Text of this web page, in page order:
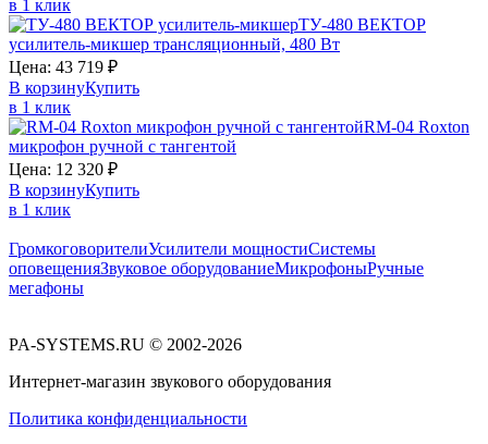
в 1 клик
ТУ-480 ВЕКТОР
усилитель-микшер трансляционный, 480 Вт
Цена: 43 719 ₽
В корзинуКупить
в 1 клик
RM-04 Roxton
микрофон ручной с тангентой
Цена: 12 320 ₽
В корзинуКупить
в 1 клик
ГромкоговорителиУсилители мощностиСистемы
оповещенияЗвуковое оборудованиеМикрофоныРучные
мегафоны
PA-SYSTEMS.RU © 2002-2026
Интернет-магазин звукового оборудования
Политика конфиденциальности